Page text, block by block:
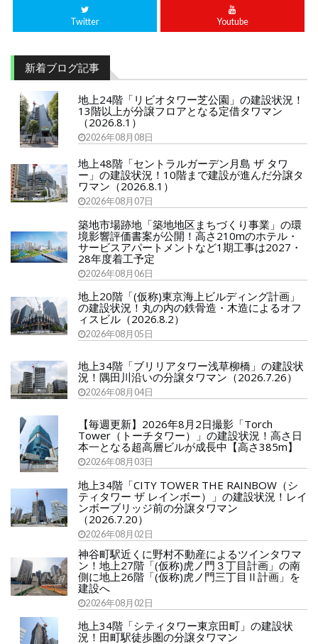
Twitter Youtube
新着ブログ記事
地上24階「リビオタワー芝公園」の建設状況！
13階以上が分譲フロアとなる定借タワマン
（2026.8.1）
2026年08月08日
地上48階「セントラルガーデン月島 ザ タワ
ー」の建設状況！10階まで建設が進んだ分譲タ
ワマン（2026.8.1）
2026年08月07日
築地市場跡地「築地地区まちづくり事業」の環
境影響評価書案が公開！高さ210mのホテル・
サービスアパートメントなど1期工事は2027・
28年度着工予定
2026年08月06日
地上20階「(仮称)東京海上ビルディング計画」
の建設状況！丸の内の鉄骨造・木造によるオフ
ィスビル（2026.8.2）
2026年08月05日
地上34階「ブリリアタワー浅草柳橋」の建設状
況！隅田川沿いの分譲タワマン（2026.7.26）
2026年08月04日
【毎週更新】2026年8月2日撮影「Torch
Tower（トーチタワー）」の建設状況！高さ日
本一となる超高層ビルが成長中【高さ385m】
2026年08月03日
地上34階「CITY TOWER THE RAINBOW（シ
ティタワー ザ レインボー）」の建設状況！レイ
ンボーブリッジ前の分譲タワマン
（2026.7.20）
2026年08月02日
神谷町駅近くに野村不動産によるツインタワマ
ン！地上27階「(仮称)虎ノ門３丁目計画」の南
側に地上26階「(仮称)虎ノ門三丁目Ⅱ計画」を
建設へ
2026年08月02日
地上34階「シティタワー東京田町」の建設状
況！田町駅徒歩圏の分譲タワマン